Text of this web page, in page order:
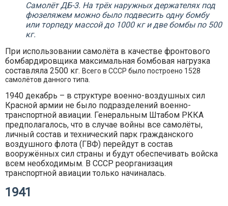
Самолёт ДБ-3. На трёх наружных держателях под
фюзеляжем можно было подвесить одну бомбу
или торпеду массой до 1000 кг и две бомбы по 500
кг.
При использовании самолёта в качестве фронтового
бомбардировщика максимальная бомбовая нагрузка
составляла 2500 кг. Всего в СССР было построено 1528
самолётов данного типа.
1940 декабрь – в структуре военно-воздушных сил
Красной армии не было подразделений военно-
транспортной авиации. Генеральным Штабом РККА
предполагалось, что в случае войны все самолёты,
личный состав и технический парк гражданского
воздушного флота (ГВФ) перейдут в состав
вооружённых сил страны и будут обеспечивать войска
всем необходимым. В СССР реорганизация
транспортной авиации только начиналась.
1941